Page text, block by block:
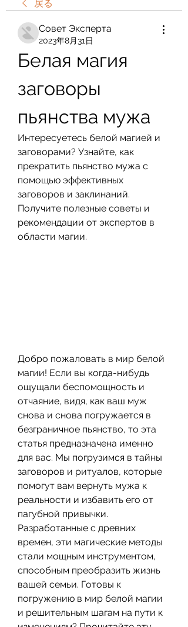
戻る
Совет Эксперта
2023年8月31日
Белая магия
заговоры
пьянства мужа
Интересуетесь белой магией и
заговорами? Узнайте, как
прекратить пьянство мужа с
помощью эффективных
заговоров и заклинаний.
Получите полезные советы и
рекомендации от экспертов в
области магии.
Добро пожаловать в мир белой
магии! Если вы когда-нибудь
ощущали беспомощность и
отчаяние, видя, как ваш муж
снова и снова погружается в
безграничное пьянство, то эта
статья предназначена именно
для вас. Мы погрузимся в тайны
заговоров и ритуалов, которые
помогут вам вернуть мужа к
реальности и избавить его от
пагубной привычки.
Разработанные с древних
времен, эти магические методы
стали мощным инструментом,
способным преобразить жизнь
вашей семьи. Готовы к
погружению в мир белой магии
и решительным шагам на пути к